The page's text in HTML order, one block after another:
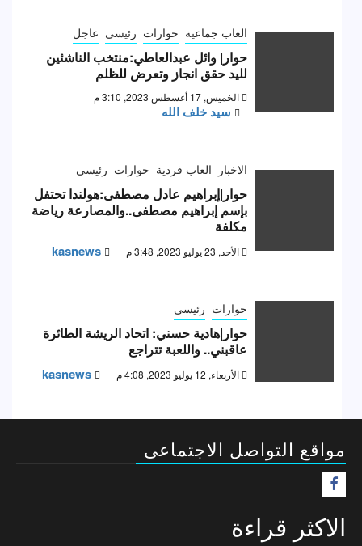
العاب جماعية حوارات رئيسى عاجل
حوار| وائل عبدالعاطي:منتخب الناشئين
لليد حقق انجاز وتعرض للظلم
الخميس, 17 أغسطس 2023, 3:10 م
سيد خلف الله
الاخبار العاب فردية حوارات رئيسى
حوار|إبراهيم عادل مصطفى:هولندا تحتفل
بإسم إبراهيم مصطفى..والمصارعة رياضة
مكلفة
الأحد, 23 يوليو 2023, 3:48 م kasnews
حوارات رئيسى
حوار|هادية حسني: اتحاد الريشة الطائرة
عاقبني.. واللعبة تتراجع
الأربعاء, 12 يوليو 2023, 4:08 م kasnews
مواقع التواصل الاجتماعى
الاكثر قراءة